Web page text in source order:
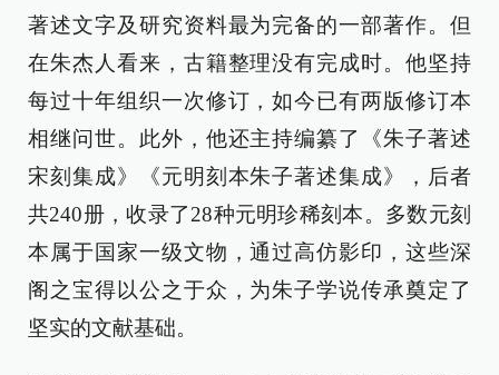
著述文字及研究资料最为完备的一部著作。但
在朱杰人看来，古籍整理没有完成时。他坚持
每过十年组织一次修订，如今已有两版修订本
相继问世。此外，他还主持编纂了《朱子著述
宋刻集成》《元明刻本朱子著述集成》，后者
共240册，收录了28种元明珍稀刻本。多数元刻
本属于国家一级文物，通过高仿影印，这些深
阁之宝得以公之于众，为朱子学说传承奠定了
坚实的文献基础。